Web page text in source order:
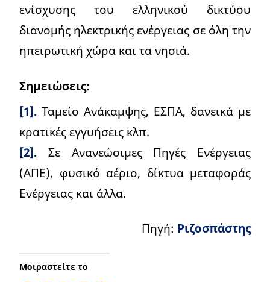
ενίσχυσης του ελληνικού δικτύου
διανομής ηλεκτρικής ενέργειας σε όλη την
ηπειρωτική χώρα και τα νησιά.
Σημειώσεις:
[1]. Ταμείο Ανάκαμψης, ΕΣΠΑ, δανεικά με
κρατικές εγγυήσεις κλπ.
[2]. Σε Ανανεώσιμες Πηγές Ενέργειας
(ΑΠΕ), φυσικό αέριο, δίκτυα μεταφοράς
Ενέργειας και άλλα.
Πηγή: Ριζοσπάστης
Μοιραστείτε το